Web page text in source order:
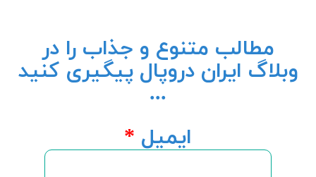
مطالب متنوع و جذاب را در
وبلاگ ایران دروپال پیگیری کنید
...
ایمیل *